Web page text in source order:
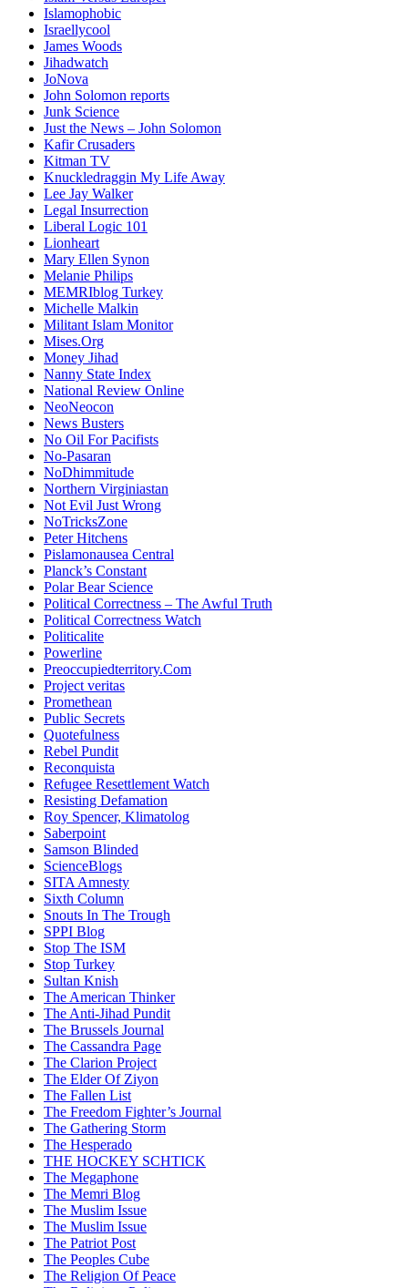
Islamophobic
Israellycool
James Woods
Jihadwatch
JoNova
John Solomon reports
Junk Science
Just the News – John Solomon
Kafir Crusaders
Kitman TV
Knuckledraggin My Life Away
Lee Jay Walker
Legal Insurrection
Liberal Logic 101
Lionheart
Mary Ellen Synon
Melanie Philips
MEMRIblog Turkey
Michelle Malkin
Militant Islam Monitor
Mises.Org
Money Jihad
Nanny State Index
National Review Online
NeoNeocon
News Busters
No Oil For Pacifists
No-Pasaran
NoDhimmitude
Northern Virginiastan
Not Evil Just Wrong
NoTricksZone
Peter Hitchens
Pislamonausea Central
Planck’s Constant
Polar Bear Science
Political Correctness – The Awful Truth
Political Correctness Watch
Politicalite
Powerline
Preoccupiedterritory.Com
Project veritas
Promethean
Public Secrets
Quotefulness
Rebel Pundit
Reconquista
Refugee Resettlement Watch
Resisting Defamation
Roy Spencer, Klimatolog
Saberpoint
Samson Blinded
ScienceBlogs
SITA Amnesty
Sixth Column
Snouts In The Trough
SPPI Blog
Stop The ISM
Stop Turkey
Sultan Knish
The American Thinker
The Anti-Jihad Pundit
The Brussels Journal
The Cassandra Page
The Clarion Project
The Elder Of Ziyon
The Fallen List
The Freedom Fighter’s Journal
The Gathering Storm
The Hesperado
THE HOCKEY SCHTICK
The Megaphone
The Memri Blog
The Muslim Issue
The Muslim Issue
The Patriot Post
The Peoples Cube
The Religion Of Peace